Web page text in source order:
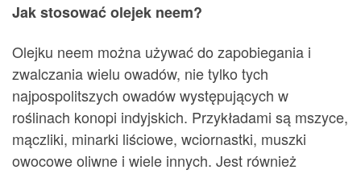
Jak stosować olejek neem?
Olejku neem można używać do zapobiegania i
zwalczania wielu owadów, nie tylko tych
najpospolitszych owadów występujących w
roślinach konopi indyjskich. Przykładami są mszyce,
mączliki, minarki liściowe, wciornastki, muszki
owocowe oliwne i wiele innych. Jest również